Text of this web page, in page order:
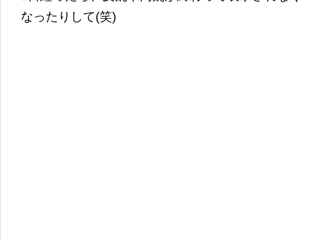
なったりして(笑)